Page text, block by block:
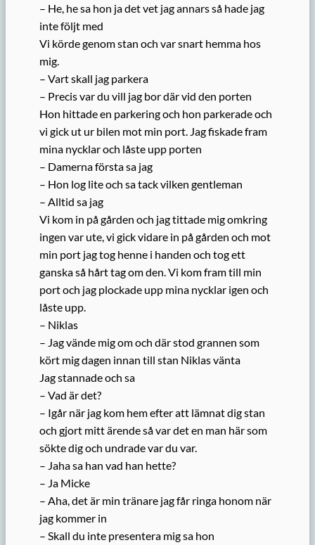
– He, he sa hon ja det vet jag annars så hade jag
inte följt med
Vi körde genom stan och var snart hemma hos
mig.
– Vart skall jag parkera
– Precis var du vill jag bor där vid den porten
Hon hittade en parkering och hon parkerade och
vi gick ut ur bilen mot min port. Jag fiskade fram
mina nycklar och låste upp porten
– Damerna första sa jag
– Hon log lite och sa tack vilken gentleman
– Alltid sa jag
Vi kom in på gården och jag tittade mig omkring
ingen var ute, vi gick vidare in på gården och mot
min port jag tog henne i handen och tog ett
ganska så hårt tag om den. Vi kom fram till min
port och jag plockade upp mina nycklar igen och
låste upp.
– Niklas
– Jag vände mig om och där stod grannen som
kört mig dagen innan till stan Niklas vänta
Jag stannade och sa
– Vad är det?
– Igår när jag kom hem efter att lämnat dig stan
och gjort mitt ärende så var det en man här som
sökte dig och undrade var du var.
– Jaha sa han vad han hette?
– Ja Micke
– Aha, det är min tränare jag får ringa honom när
jag kommer in
– Skall du inte presentera mig sa hon